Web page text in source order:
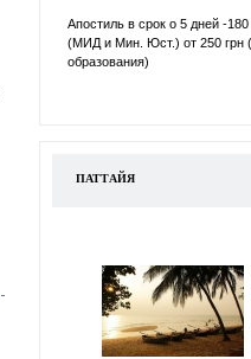
Апостиль в срок о 5 дней -180
(МИД и Мин. Юст.) от 250 грн
образования)
ПАТТАЙЯ